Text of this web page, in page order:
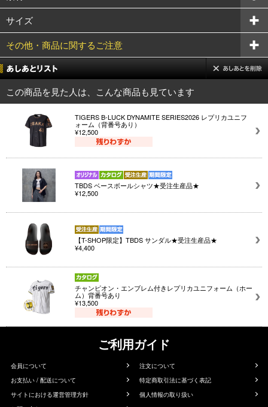
サイズ
その他・商品に関するご注意
この商品を見た人は、こんな商品も見ています
TIGERS B-LUCK DYNAMITE SERIES2026 レプリカユニフ
ォーム（背番号あり）
¥12,500
TBDS ベースボールシャツ★受注生産品★
¥12,500
【T-SHOP限定】TBDS サンダル★受注生産品★
¥4,400
チャンピオン・エンブレム付きレプリカユニフォーム（ホー
ム）背番号あり
¥13,500
ご利用ガイド
会員について
注文について
お支払い / 配送について
特定商取引法に基づく表記
サイトにおける運営管理方針
個人情報の取り扱い